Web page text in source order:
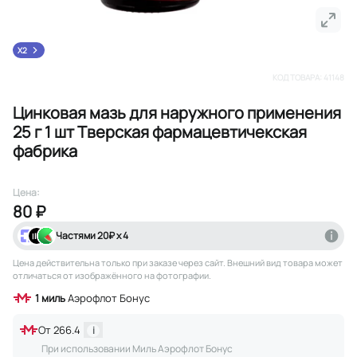
Цинковая мазь для наружного применения
25 г 1 шт Тверская фармацевтичекская
фабрика
X2
Цена:
80 ₽
Частями20₽ х 4
Цена действительна только при заказе через сайт. Внешний вид товара может
отличаться от изображённого на фотографии.
1 мильАэрофлот Бонус
От266.4
i
При использовании Миль Аэрофлот Бонус